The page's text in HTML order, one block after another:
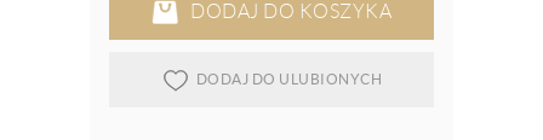
DODAJ DO KOSZYKA
DODAJ DO ULUBIONYCH